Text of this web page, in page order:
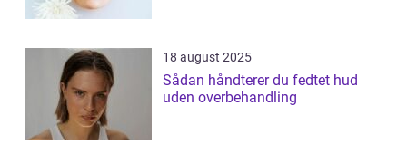
18 august 2025
Sådan håndterer du fedtet hud
uden overbehandling